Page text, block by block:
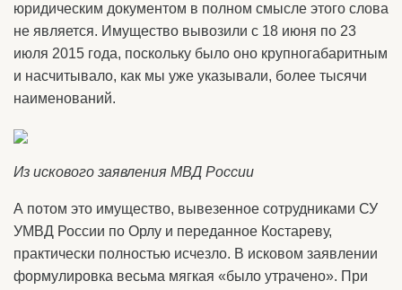
юридическим документом в полном смысле этого слова
не является. Имущество вывозили с 18 июня по 23
июля 2015 года, поскольку было оно крупногабаритным
и насчитывало, как мы уже указывали, более тысячи
наименований.
Из искового заявления МВД России
А потом это имущество, вывезенное сотрудниками СУ
УМВД России по Орлу и переданное Костареву,
практически полностью исчезло. В исковом заявлении
формулировка весьма мягкая «было утрачено». При